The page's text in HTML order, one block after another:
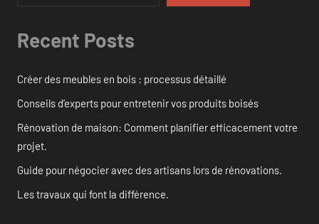
Recent Posts
Créer des meubles en bois : processus détaillé
Conseils d’experts pour entretenir vos produits boisés
Rénovation de maison: Comment planifier efficacement votre
projet.
Guide pour négocier avec des artisans lors de rénovations.
Les travaux qui font la différence.